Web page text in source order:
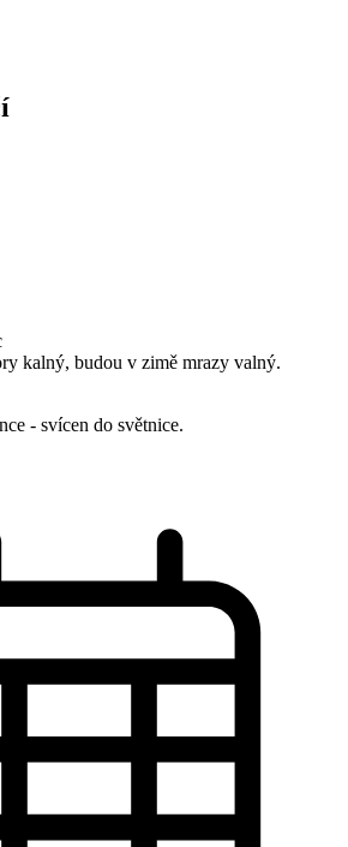
kalný, budou v zimě mrazy valný.
- svícen do světnice.